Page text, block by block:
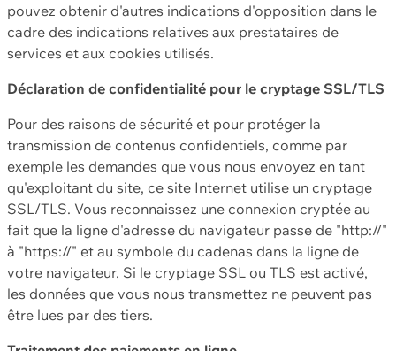
pouvez obtenir d'autres indications d'opposition dans le
cadre des indications relatives aux prestataires de
services et aux cookies utilisés.
Déclaration de confidentialité pour le cryptage SSL/TLS
Pour des raisons de sécurité et pour protéger la
transmission de contenus confidentiels, comme par
exemple les demandes que vous nous envoyez en tant
qu'exploitant du site, ce site Internet utilise un cryptage
SSL/TLS. Vous reconnaissez une connexion cryptée au
fait que la ligne d'adresse du navigateur passe de "http://"
à "https://" et au symbole du cadenas dans la ligne de
votre navigateur. Si le cryptage SSL ou TLS est activé,
les données que vous nous transmettez ne peuvent pas
être lues par des tiers.